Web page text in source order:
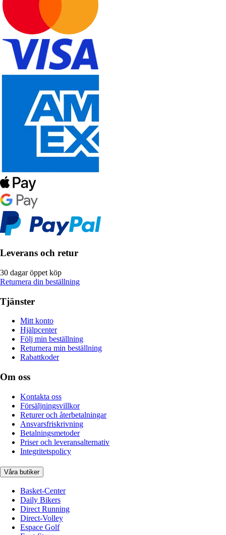
Leverans och retur
30 dagar öppet köp
Returnera din beställning
Tjänster
Mitt konto
Hjälpcenter
Följ min beställning
Returnera min beställning
Rabattkoder
Om oss
Kontakta oss
Försäljningsvillkor
Returer och återbetalningar
Ansvarsfriskrivning
Betalningsmetoder
Priser och leveransalternativ
Integritetspolicy
Våra butiker
Basket-Center
Daily Bikers
Direct Running
Direct-Volley
Espace Golf